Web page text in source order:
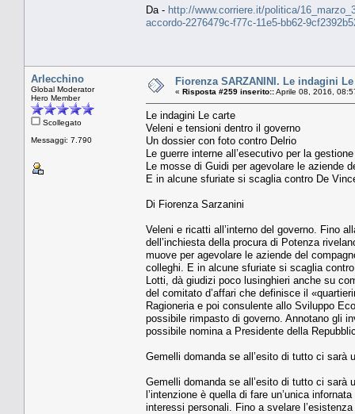
Da - http://www.corriere.it/politica/
accordo-2276479c-f77c-11e5-bb62-
Arlecchino
Global Moderator
Hero Member
Scollegato
Messaggi: 7.790
Fiorenza SARZANINI. Le indagini
« Risposta #259 inserito::Aprile 08, 2016,
Le indagini Le carte
Veleni e tensioni dentro il governo
Un dossier con foto contro Delrio
Le guerre interne all’esecutivo per la
Le mosse di Guidi per agevolare le aziende
E in alcune sfuriate si scaglia contro De
Di Fiorenza Sarzanini
Veleni e ricatti all’interno del governo. Fino
dell’inchiesta della procura di Potenza
muove per agevolare le aziende del
colleghi. E in alcune sfuriate si scaglia
Lotti, dà giudizi poco lusinghieri anche su
del comitato d’affari che definisce il
Ragioneria e poi consulente allo Sviluppo
possibile rimpasto di governo. Annotano gli
possibile nomina a Presidente della
Gemelli domanda se all’esito di tutto ci sarà
Gemelli domanda se all’esito di tutto ci
l’intenzione è quella di fare un’unica
interessi personali. Fino a svelare